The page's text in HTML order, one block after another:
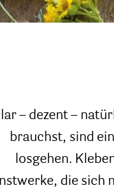
– dezent –
brauchst, sind
losgehen.
die sich